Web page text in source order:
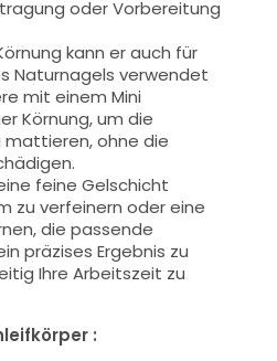
oder Vorbereitung
kann er auch für
Naturnagels verwendet
mit einem Mini
Körnung, um die
ohne die
feine Gelschicht
zu verfeinern oder eine
die passende
präzises Ergebnis zu
Ihre Arbeitszeit zu
: